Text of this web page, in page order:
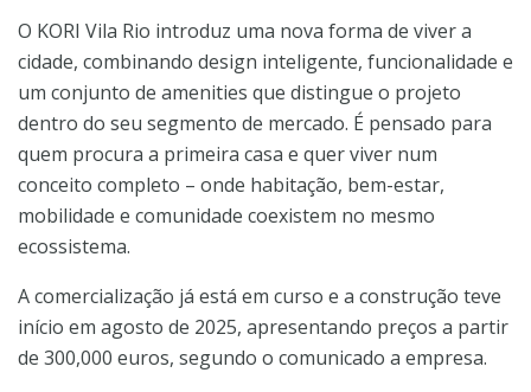
O KORI Vila Rio introduz uma nova forma de viver a
cidade, combinando design inteligente, funcionalidade e
um conjunto de amenities que distingue o projeto
dentro do seu segmento de mercado. É pensado para
quem procura a primeira casa e quer viver num
conceito completo – onde habitação, bem-estar,
mobilidade e comunidade coexistem no mesmo
ecossistema.
A comercialização já está em curso e a construção teve
início em agosto de 2025, apresentando preços a partir
de 300,000 euros, segundo o comunicado a empresa.